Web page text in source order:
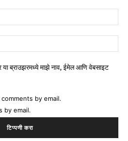
या ब्राउझरमध्ये माझे नाव, ईमेल आणि वेबसाइट
by email.
by email.